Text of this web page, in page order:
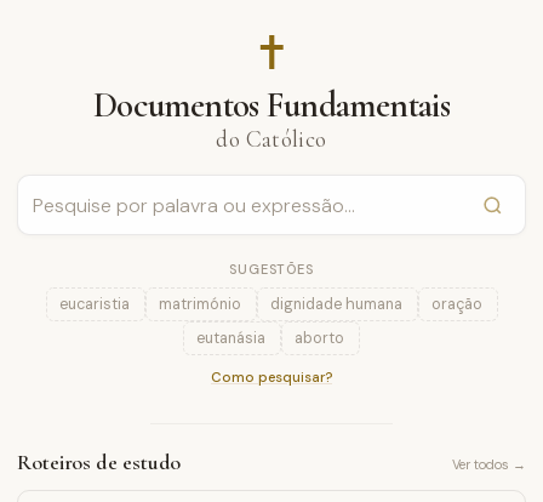
✝︎
Documentos Fundamentais
do Católico
SUGESTÕES
eucaristia matrimónio dignidade humana
oração
eutanásia
aborto
Como pesquisar?
Roteiros de estudo Ver todos →